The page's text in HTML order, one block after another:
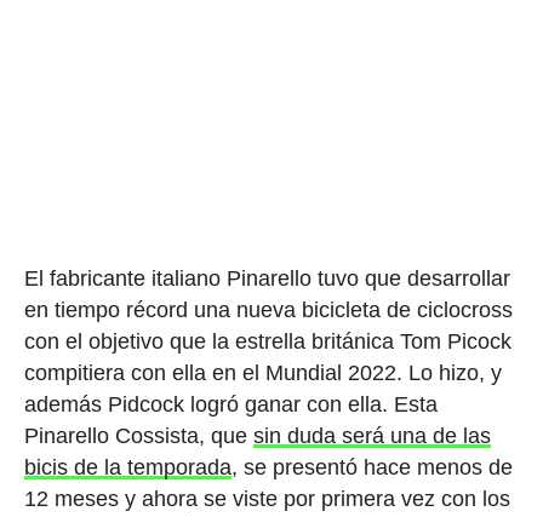
El fabricante italiano Pinarello tuvo que desarrollar
en tiempo récord una nueva bicicleta de ciclocross
con el objetivo que la estrella británica Tom Picock
compitiera con ella en el Mundial 2022. Lo hizo, y
además Pidcock logró ganar con ella. Esta
Pinarello Cossista, que sin duda será una de las
bicis de la temporada, se presentó hace menos de
12 meses y ahora se viste por primera vez con los